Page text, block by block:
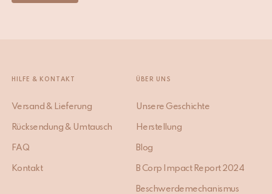
HILFE & KONTAKT
Versand & Lieferung
Rücksendung & Umtausch
FAQ
Kontakt
ÜBER UNS
Unsere Geschichte
Herstellung
Blog
B Corp Impact Report 2024
Beschwerdemechanismus